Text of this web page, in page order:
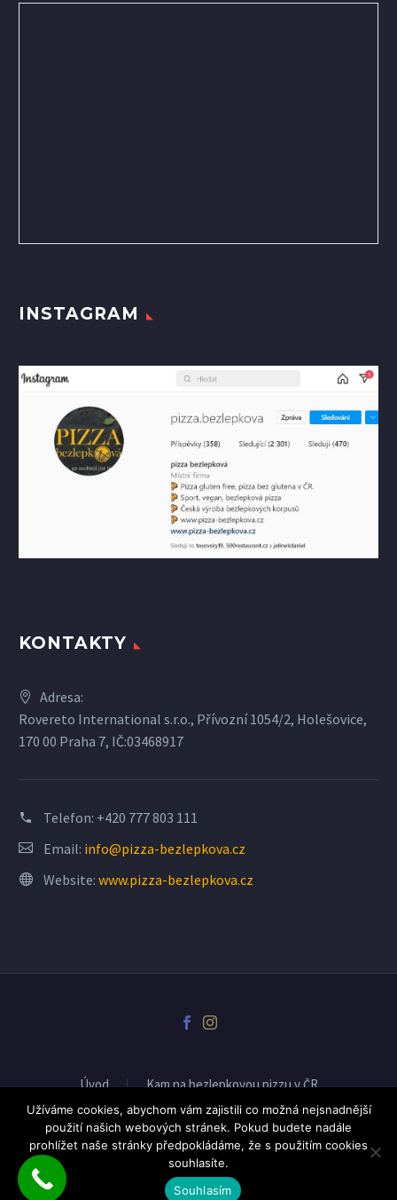
INSTAGRAM
KONTAKTY
Adresa:
Rovereto International s.r.o., Přívozní 1054/2, Holešovice,
170 00 Praha 7, IČ:03468917
Telefon: +420 777 803 111
Email: info@pizza-bezlepkova.cz
Website: www.pizza-bezlepkova.cz
Úvod
Kam na bezlepkovou pizzu v ČR
Spolupráce-pro pizzerie
Novinky
2018 © Bezlepková Pizza od Tomiluju.cz
Užíváme cookies, abychom vám zajistili co možná nejsnadnější
použití našich webových stránek. Pokud budete nadále
prohlížet naše stránky předpokládáme, že s použitím cookies
souhlasíte.
Souhlasím